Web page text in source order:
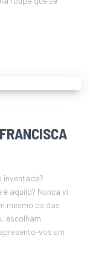
inventada?
aquilo? Nunca vi
mesmo os das
escolham
vos um